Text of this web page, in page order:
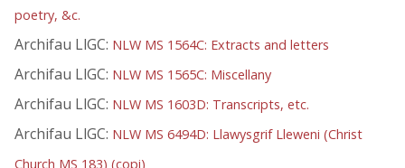
poetry, &c.
Archifau LlGC: NLW MS 1564C: Extracts and letters
Archifau LlGC: NLW MS 1565C: Miscellany
Archifau LlGC: NLW MS 1603D: Transcripts, etc.
Archifau LlGC: NLW MS 6494D: Llawysgrif Lleweni (Christ
Church MS 183) (copi)